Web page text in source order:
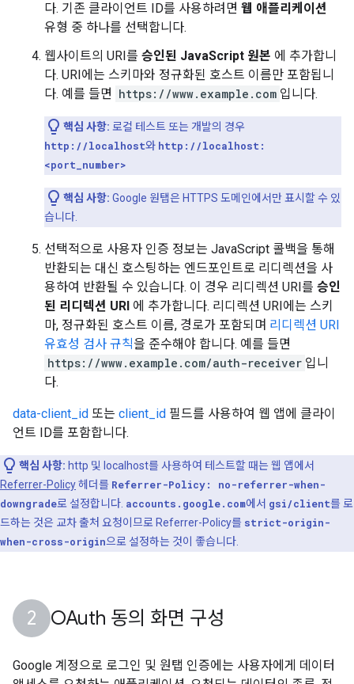
다. 기존 클라이언트 ID를 사용하려면 웹 애플리케이션
유형 중 하나를 선택합니다.
웹사이트의 URI를 승인된 JavaScript 원본 에 추가합니
다. URI에는 스키마와 정규화된 호스트 이름만 포함됩니
다. 예를 들면 https://www.example.com 입니다.
핵심 사항: 로컬 테스트 또는 개발의 경우
http://localhost와 http://localhost:
<port_number>
핵심 사항: Google 원탭은 HTTPS 도메인에서만 표시할 수 있
습니다.
선택적으로 사용자 인증 정보는 JavaScript 콜백을 통해
반환되는 대신 호스팅하는 엔드포인트로 리디렉션을 사
용하여 반환될 수 있습니다. 이 경우 리디렉션 URI를 승인
된 리디렉션 URI 에 추가합니다. 리디렉션 URI에는 스키
마, 정규화된 호스트 이름, 경로가 포함되며 리디렉션 URI
유효성 검사 규칙을 준수해야 합니다. 예를 들면
https://www.example.com/auth-receiver 입니
다.
data-client_id 또는 client_id 필드를 사용하여 웹 앱에 클라이
언트 ID를 포함합니다.
핵심 사항: http 및 localhost를 사용하여 테스트할 때는 웹 앱에서
Referrer-Policy헤더를 Referrer-Policy: no-referrer-when-
downgrade로 설정합니다. accounts.google.com에서 gsi/client를 로
드하는 것은 교차 출처 요청이므로 Referrer-Policy를 strict-origin-
when-cross-origin으로 설정하는 것이 좋습니다.
OAuth 동의 화면 구성
Google 계정으로 로그인 및 원탭 인증에는 사용자에게 데이터